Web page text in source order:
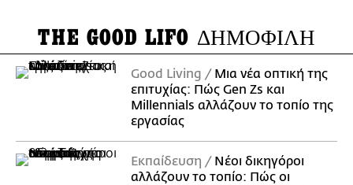
THE GOOD LIFO ΔΗΜΟΦΙΛΗ
Good Living
Μια νέα οπτική της
επιτυχίας: Πώς Gen Zs και
Millennials αλλάζουν το τοπίο της
εργασίας
Εκπαίδευση
Νέοι δικηγόροι
αλλάζουν το τοπίο: Πώς οι